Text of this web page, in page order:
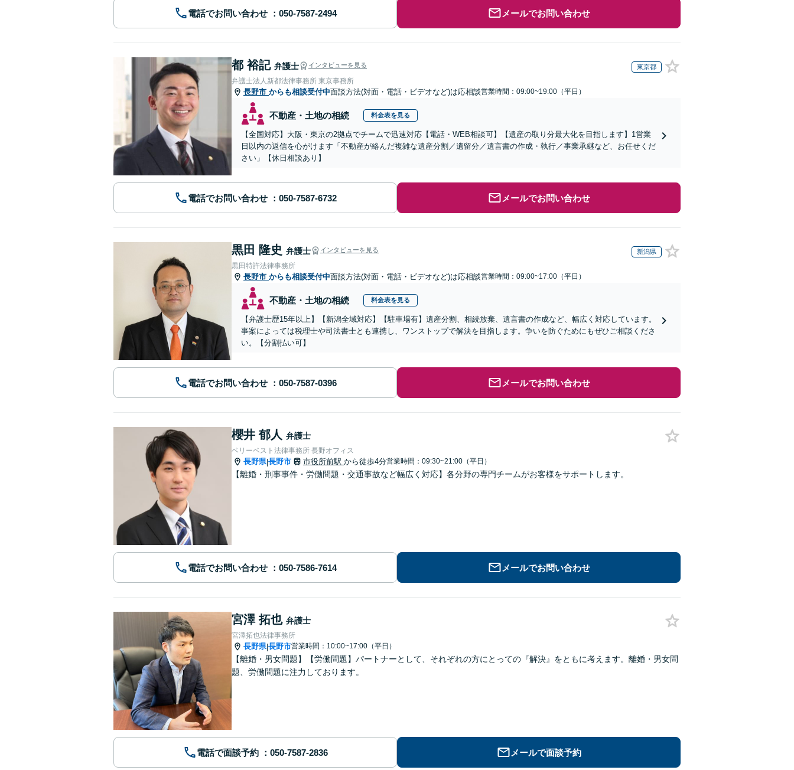
電話でお問い合わせ メールでお問い合わせ
都 裕記 弁護士 インタビューを見る 東京都
弁護士法人新都法律事務所 東京事務所
長野市 からも相談受付中面談方法(対面・電話・ビデオなど)は応相談営業時間：09:00~19:00（平日）
不動産・土地の相続 料金表を見る
【全国対応】大阪・東京の2拠点でチームで迅速対応【電話・WEB相談可】【遺産の取り分最大化を目指します】1営業
日以内の返信を心がけます「不動産が絡んだ複雑な遺産分割／遺留分／遺言書の作成・執行／事業承継など、お任せくだ
さい」【休日相談あり】
電話でお問い合わせ メールでお問い合わせ
黒田 隆史 弁護士 インタビューを見る 新潟県
黒田特許法律事務所
長野市 からも相談受付中面談方法(対面・電話・ビデオなど)は応相談営業時間：09:00~17:00（平日）
不動産・土地の相続 料金表を見る
【弁護士歴15年以上】【新潟全域対応】【駐車場有】遺産分割、相続放棄、遺言書の作成など、幅広く対応しています。
事案によっては税理士や司法書士とも連携し、ワンストップで解決を目指します。争いを防ぐためにもぜひご相談くださ
い。【分割払い可】
電話でお問い合わせ メールでお問い合わせ
櫻井 郁人 弁護士
ベリーベスト法律事務所 長野オフィス
長野県|長野市 市役所前駅 から徒歩4分営業時間：09:30~21:00（平日）
【離婚・刑事事件・労働問題・交通事故など幅広く対応】各分野の専門チームがお客様をサポートします。
電話でお問い合わせ メールでお問い合わせ
宮澤 拓也 弁護士
宮澤拓也法律事務所
長野県|長野市営業時間：10:00~17:00（平日）
【離婚・男女問題】【労働問題】パートナーとして、それぞれの方にとっての『解決』をともに考えます。離婚・男女問
題、労働問題に注力しております。
電話で面談予約 メールで面談予約